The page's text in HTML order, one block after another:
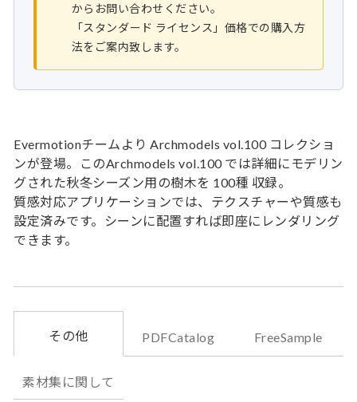
からお問い合わせください。
「スタンダード ライセンス」価格での購入方
法をご案内致します。
Evermotionチームより Archmodels vol.100 コレクショ
ンが登場。このArchmodels vol.100 では詳細にモデリン
グされた秋冬シーズン用の樹木を 100種 収録。
質感対応アプリケーションでは、テクスチャーや質感も
設定済みです。シーンに配置すれば即座にレンダリング
できます。
その他 PDFCatalog FreeSample
素材集に関して